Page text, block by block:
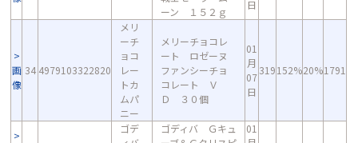
ーン １５２ｇ
日
画
像
34 4979103322820
メリ
ーチ
ョコ
レー
トカ
ムパ
ニー
メリーチョコレ
ート ロゼーヌ
ファンシーチョ
コレート Ｖ
Ｄ ３０個
01
月
07
日
319152%20%1791
ゴデ
ゴディバ Ｇキュ
01